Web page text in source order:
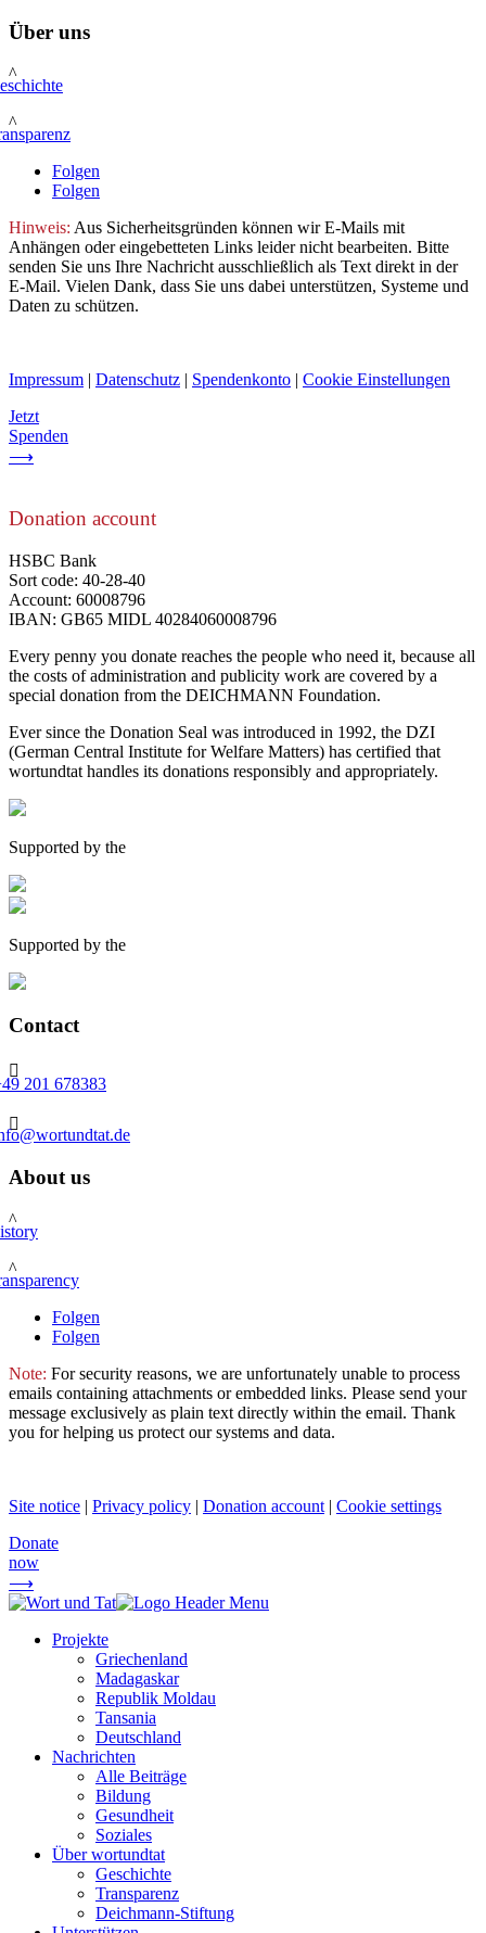
Über uns
^
^
Folgen
Folgen
Hinweis: Aus Sicherheitsgründen können wir E-Mails mit
Anhängen oder eingebetteten Links leider nicht bearbeiten. Bitte
senden Sie uns Ihre Nachricht ausschließlich als Text direkt in der
E-Mail. Vielen Dank, dass Sie uns dabei unterstützen, Systeme und
Daten zu schützen.
Impressum | Datenschutz | Spendenkonto | Cookie Einstellungen
Jetzt
Spenden
⟶
Donation account
HSBC Bank
Sort code: 40-28-40
Account: 60008796
IBAN: GB65 MIDL 40284060008796
Every penny you donate reaches the people who need it, because all
the costs of administration and publicity work are covered by a
special donation from the DEICHMANN Foundation.
Ever since the Donation Seal was introduced in 1992, the DZI
(German Central Institute for Welfare Matters) has certified that
wortundtat handles its donations responsibly and appropriately.
Supported by the
Supported by the
Contact

201 678383

About us
^
^
Folgen
Folgen
Note: For security reasons, we are unfortunately unable to process
emails containing attachments or embedded links. Please send your
message exclusively as plain text directly within the email. Thank
you for helping us protect our systems and data.
Site notice | Privacy policy | Donation account | Cookie settings
Donate
now
⟶
Projekte
Griechenland
Madagaskar
Republik Moldau
Tansania
Deutschland
Nachrichten
Alle Beiträge
Bildung
Gesundheit
Soziales
Über wortundtat
Geschichte
Transparenz
Deichmann-Stiftung